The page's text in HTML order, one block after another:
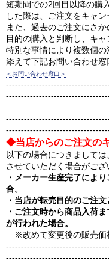
短期間での2回目以降の購
した際は、ご注文をキャ
また、過去のご注文にさ
目的の購入と判断し、キ
特別な事情により複数個
添えて下記お問い合わせ窓
＜お問い合わせ窓口＞
◆当店からのご注文の
以下の場合につきまして
させていただく場合がござ
・メーカー生産完了によ
合。
・当店が転売目的のご注文
・ご注文時から商品入荷
が行われた場合。
※改めて変更後の販売価